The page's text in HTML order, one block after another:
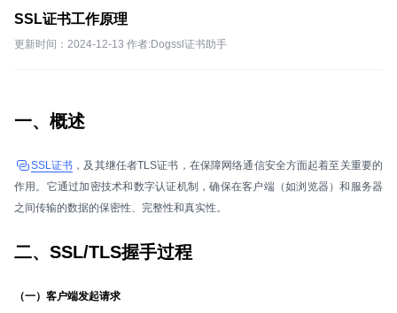
SSL证书工作原理
更新时间：2024-12-13 作者:Dogssl证书助手
一、概述
SSL证书 ，及其继任者TLS证书，在保障网络通信安全方面起着至关重要的
作用。它通过加密技术和数字认证机制，确保在客户端（如浏览器）和服务器
之间传输的数据的保密性、完整性和真实性。
二、SSL/TLS握手过程
（一）客户端发起请求